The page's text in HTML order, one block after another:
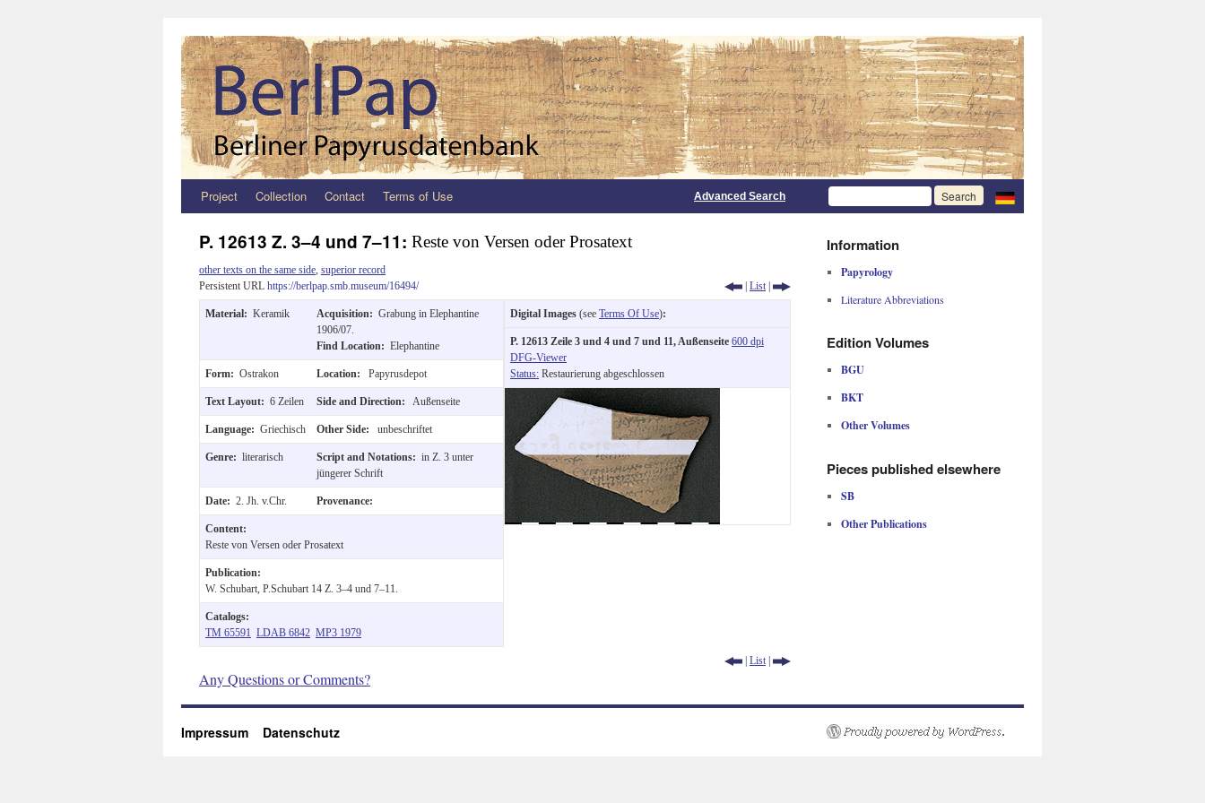
Zum
springen
Project Collection Contact Terms of Use Advanced Search
P. 12613 Z. 3–4 und 7–11: Reste von Versen oder Prosatext
other texts on the same side superior record
Persistent URL https://berlpap.smb.museum/16494/ | List |
Material: Keramik Acquisition: Grabung in Elephantine
1906/07.
Find Location: Elephantine
Form: Ostrakon Location: Papyrusdepot
Text Layout: 6 Zeilen Side and Direction: Außenseite
Language: Griechisch Other Side: unbeschriftet
Genre: literarisch Script and Notations: in Z. 3 unter
jüngerer Schrift
Date: 2. Jh. v.Chr. Provenance:
Content:
Reste von Versen oder Prosatext
Publication:
W. Schubart, P.Schubart 14 Z. 3–4 und 7–11.
Catalogs:
TM 65591 LDAB 6842 MP3 1979
Digital Images (see Terms Of Use):
P. 12613 Zeile 3 und 4 und 7 und 11, Außenseite 600 dpi
DFG-Viewer
Status: Restaurierung abgeschlossen
| List |
Any Questions or Comments?
Information
Papyrology
Literature Abbreviations
Edition Volumes
BGU
BKT
Other Volumes
Pieces published elsewhere
SB
Other Publications
Impressum Datenschutz